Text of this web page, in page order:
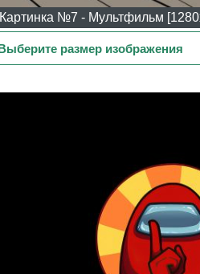
Картинка №7 - Мультфильм